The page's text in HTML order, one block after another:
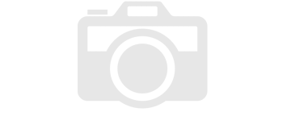
Купить в 1 клик
Сравнение
Под заказ